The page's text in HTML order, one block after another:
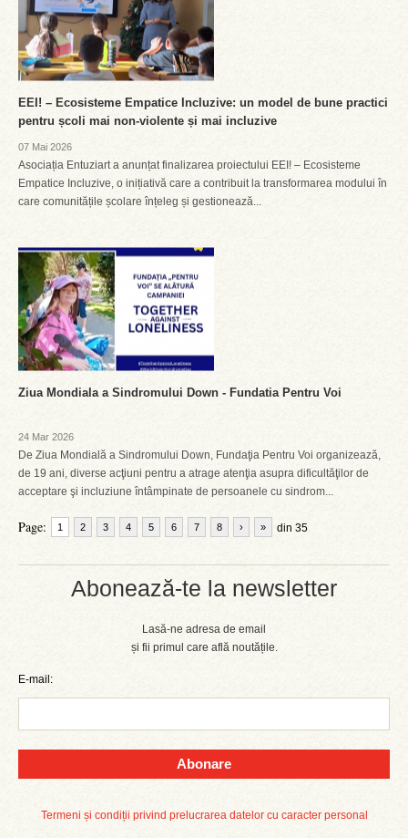
Abonează-te la newsletter
Lasă-ne adresa de email
și fii primul care află noutățile.
E-mail:
Abonare
Termeni și condiții privind prelucrarea datelor cu caracter personal
EEI! – Ecosisteme Empatice Incluzive: un model de bune practici
pentru școli mai non-violente și mai incluzive
07 Mai 2026
Asociația Entuziart a anunțat finalizarea proiectului EEI! – Ecosisteme
Empatice Incluzive, o inițiativă care a contribuit la transformarea modului în
care comunitățile școlare înțeleg și gestionează...
Ziua Mondiala a Sindromului Down - Fundatia Pentru Voi
24 Mar 2026
De Ziua Mondială a Sindromului Down, Fundaţia Pentru Voi organizează,
de 19 ani, diverse acţiuni pentru a atrage atenţia asupra dificultăţilor de
acceptare şi incluziune întâmpinate de persoanele cu sindrom...
Page: 1 2 3 4 5 6 7 8 din 35
› »